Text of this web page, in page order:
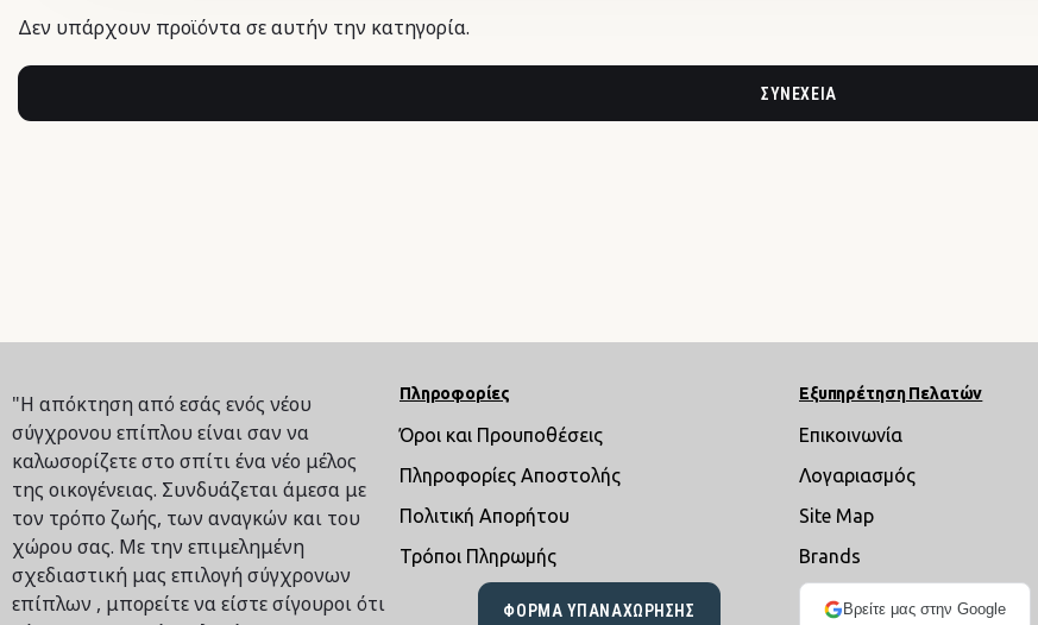
Δεν υπάρχουν προϊόντα σε αυτήν την κατηγορία.
ΣΥΝΈΧΕΙΑ
"Η απόκτηση από εσάς ενός νέου
σύγχρονου επίπλου είναι σαν να
καλωσορίζετε στο σπίτι ένα νέο μέλος
της οικογένειας. Συνδυάζεται άμεσα με
τον τρόπο ζωής, των αναγκών και του
χώρου σας. Με την επιμελημένη
σχεδιαστική μας επιλογή σύγχρονων
επίπλων , μπορείτε να είστε σίγουροι ότι
Πληροφορίες
Όροι και Προυποθέσεις
Πληροφορίες Αποστολής
Πολιτική Απορήτου
Τρόποι Πληρωμής
ΦΌΡΜΑ ΥΠΑΝΑΧΏΡΗΣΗΣ
Εξυπηρέτηση Πελατών
Επικοινωνία
Λογαριασμός
Site Map
Brands
Βρείτε μας στην Google